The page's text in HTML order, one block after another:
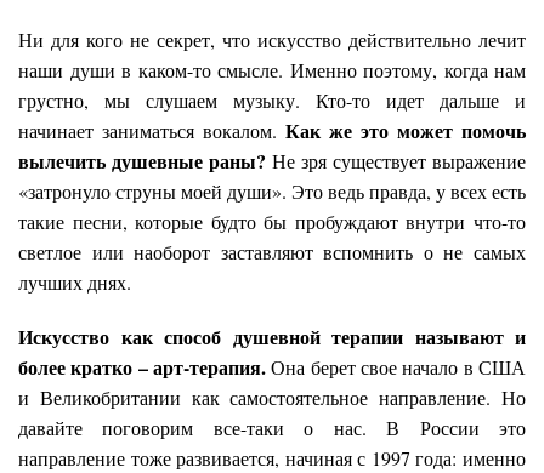
Ни для кого не секрет, что искусство действительно лечит
наши души в каком-то смысле. Именно поэтому, когда нам
грустно, мы слушаем музыку. Кто-то идет дальше и
начинает заниматься вокалом. Как же это может помочь
вылечить душевные раны? Не зря существует выражение
«затронуло струны моей души». Это ведь правда, у всех есть
такие песни, которые будто бы пробуждают внутри что-то
светлое или наоборот заставляют вспомнить о не самых
лучших днях.
Искусство как способ душевной терапии называют и
более кратко – арт-терапия.Она берет свое начало в США
и Великобритании как самостоятельное направление. Но
давайте поговорим все-таки о нас. В России это
направление тоже развивается, начиная с 1997 года: именно